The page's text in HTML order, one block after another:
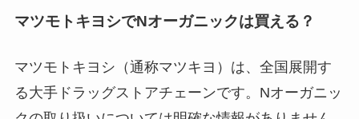
マツモトキヨシでNオーガニックは買える？
マツモトキヨシ（通称マツキヨ）は、全国展開す
る大手ドラッグストアチェーンです。Nオーガニッ